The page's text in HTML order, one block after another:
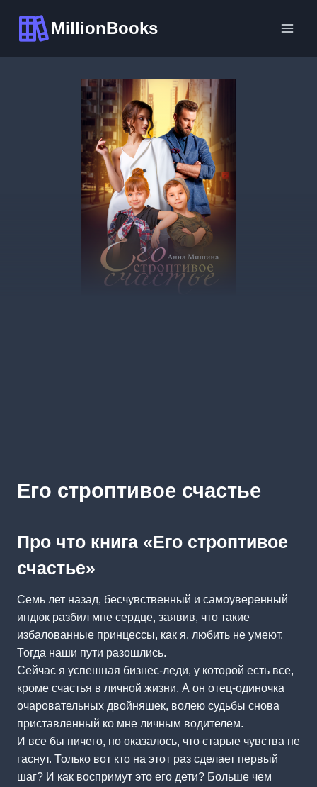
содержимому
MillionBooks
Его строптивое счастье
Про что книга «Его строптивое
счастье»
Семь лет назад, бесчувственный и самоуверенный
индюк разбил мне сердце, заявив, что такие
избалованные принцессы, как я, любить не умеют.
Тогда наши пути разошлись.
Сейчас я успешная бизнес-леди, у которой есть все,
кроме счастья в личной жизни. А он отец-одиночка
очаровательных двойняшек, волею судьбы снова
приставленный ко мне личным водителем.
И все бы ничего, но оказалось, что старые чувства не
гаснут. Только вот кто на этот раз сделает первый
шаг? И как воспримут это его дети? Больше чем